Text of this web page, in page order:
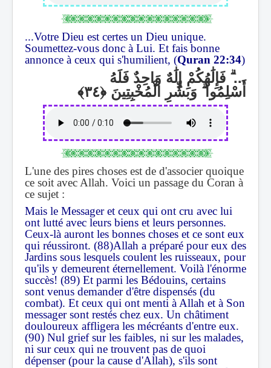
...Votre Dieu est certes un Dieu unique.
Soumettez-vous donc à Lui. Et fais bonne
annonce à ceux qui s'humilient, (Quran 22:34)
...ۗ فَإِلَٰهُكُمْ إِلَٰهٌ وَاحِدٌ فَلَهُ
أَسْلِمُواۗ وَبَشِّرِ الْمُخْبِتِينَ
L'une des pires choses est de d'associer quoique
ce soit avec Allah. Voici un passage du Coran à
ce sujet :
Mais le Messager et ceux qui ont cru avec lui
ont lutté avec leurs biens et leurs personnes.
Ceux-là auront les bonnes choses et ce sont eux
qui réussiront. (88)Allah a préparé pour eux des
Jardins sous lesquels coulent les ruisseaux, pour
qu'ils y demeurent éternellement. Voilà l'énorme
succès! (89) Et parmi les Bédouins, certains
sont venus demander d'être dispensés (du
combat). Et ceux qui ont menti à Allah et à Son
messager sont restés chez eux. Un châtiment
douloureux affligera les mécréants d'entre eux.
(90) Nul grief sur les faibles, ni sur les malades,
ni sur ceux qui ne trouvent pas de quoi
dépenser (pour la cause d'Allah), s'ils sont